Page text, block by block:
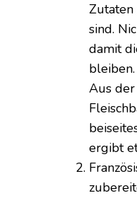
sind.
damit
bleiben.
Aus
ergibt